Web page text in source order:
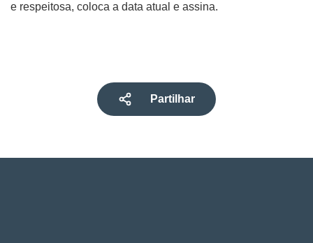
e respeitosa, coloca a data atual e assina.
Partilhar